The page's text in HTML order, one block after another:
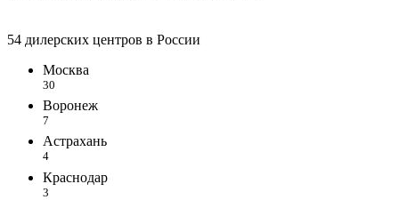
54 дилерских центров в России
Москва
30
Воронеж
7
Астрахань
4
Краснодар
3